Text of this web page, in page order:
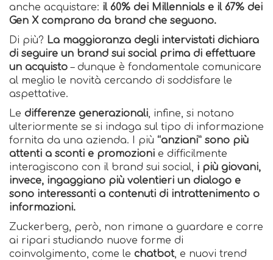
anche acquistare: il 60% dei Millennials e il 67% dei
Gen X comprano da brand che seguono.
Di più? La maggioranza degli intervistati dichiara
di seguire un brand sui social prima di effettuare
un acquisto – dunque è fondamentale comunicare
al meglio le novità cercando di soddisfare le
aspettative.
Le differenze generazionali, infine, si notano
ulteriormente se si indaga sul tipo di informazione
fornita da una azienda. I più “anziani” sono più
attenti a sconti e promozioni e difficilmente
interagiscono con il brand sui social, i più giovani,
invece, ingaggiano più volentieri un dialogo e
sono interessanti a contenuti di intrattenimento o
informazioni.
Zuckerberg, però, non rimane a guardare e corre
ai ripari studiando nuove forme di
coinvolgimento, come le chatbot, e nuovi trend